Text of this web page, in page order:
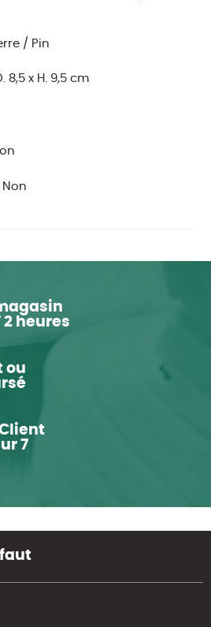
/ Pin
8,5 x H. 9,5 cm
Non
2 heures
ou
7